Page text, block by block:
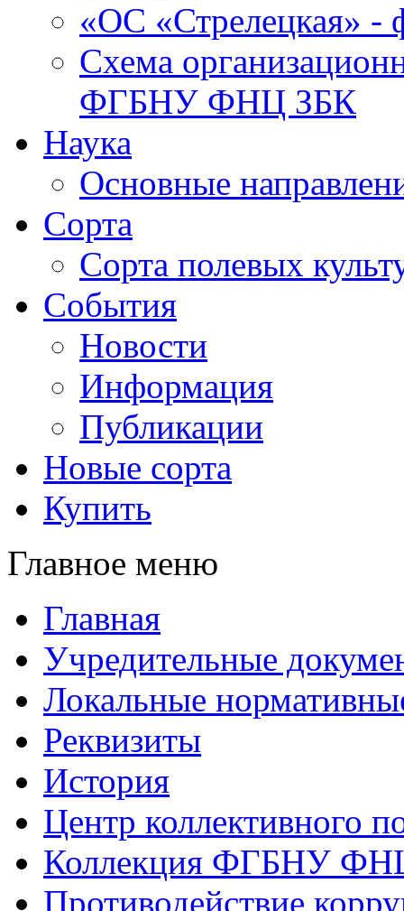
«ОС «Стрелецкая»
Схема
ФГБНУ ФНЦ ЗБК
Наука
Основные
Сорта
Сорта полевых
События
Новости
Информация
Публикации
Новые сорта
Купить
Главное меню
Главная
Учредительные
Локальные
Реквизиты
История
Центр коллективного
Коллекция ФГБНУ
Противодействие